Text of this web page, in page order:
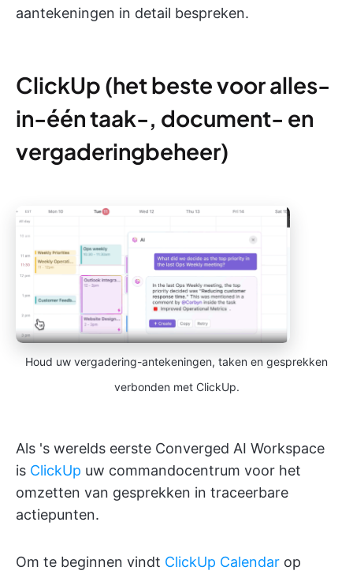
aantekeningen in detail bespreken.
ClickUp (het beste voor alles-
in-één taak-, document- en
vergaderingbeheer)
Houd uw vergadering-antekeningen, taken en gesprekken
verbonden met ClickUp.
Als 's werelds eerste Converged AI Workspace
is ClickUp uw commandocentrum voor het
omzetten van gesprekken in traceerbare
actiepunten.
Om te beginnen vindt ClickUp Calendar op